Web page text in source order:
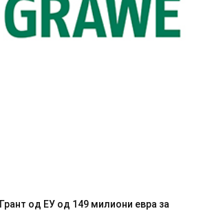
Грант од ЕУ од 149 милиони евра за